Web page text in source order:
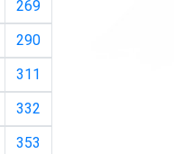
269
290
311
332
353